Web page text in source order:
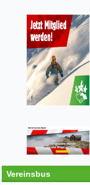
Vereinsbus